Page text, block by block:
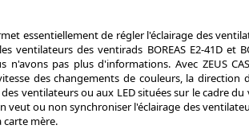
essentiellement de régler l'éclairage des
ventilateurs des ventirads BOREAS E2-41D et
n'avons pas plus d'informations. Avec ZEUS
des changements de couleurs, la direction
ventilateurs ou aux LED situées sur le cadre
veut ou non synchroniser l'éclairage des
carte mère.